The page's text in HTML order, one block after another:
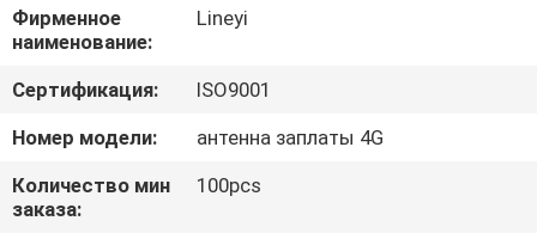
ПУТЕШЕСТВИЕ
ФАБРИКИ
ПРОВЕРКА
КАЧЕСТВА
Фирменное
наименование:
Lineyi
Сертификация:
ISO9001
Номер модели:
антенна заплаты 4G
Количество мин
заказа:
100pcs